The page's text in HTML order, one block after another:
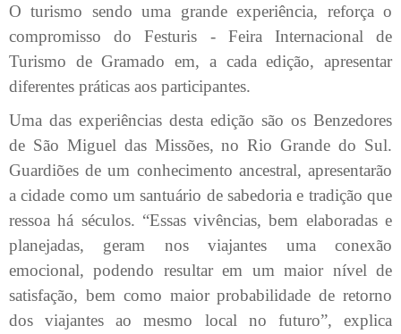
O turismo sendo uma grande experiência, reforça o
compromisso do Festuris - Feira Internacional de
Turismo de Gramado em, a cada edição, apresentar
diferentes práticas aos participantes.
Uma das experiências desta edição são os Benzedores
de São Miguel das Missões, no Rio Grande do Sul.
Guardiões de um conhecimento ancestral, apresentarão
a cidade como um santuário de sabedoria e tradição que
ressoa há séculos. “Essas vivências, bem elaboradas e
planejadas, geram nos viajantes uma conexão
emocional, podendo resultar em um maior nível de
satisfação, bem como maior probabilidade de retorno
dos viajantes ao mesmo local no futuro”, explica